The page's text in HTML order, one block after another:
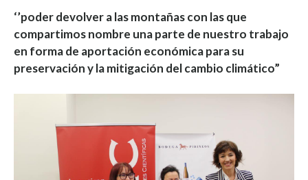
‘’poder devolver a las montañas con las que
compartimos nombre una parte de nuestro trabajo
en forma de aportación económica para su
preservación y la mitigación del cambio climático”